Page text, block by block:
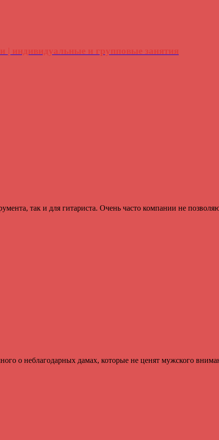
| индивидуальные и групповые занятия
так и для гитариста. Очень часто компании не
о неблагодарных дамах, которые не ценят мужского